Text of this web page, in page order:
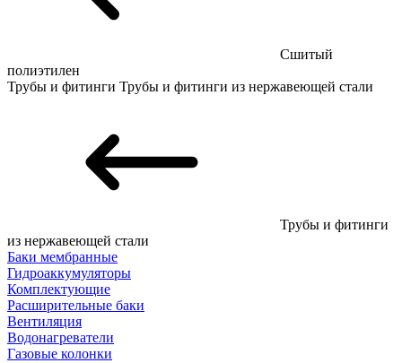
Сшитый
полиэтилен
Трубы и фитинги Трубы и фитинги из нержавеющей стали
Трубы и фитинги
из нержавеющей стали
Баки мембранные
Гидроаккумуляторы
Комплектующие
Расширительные баки
Вентиляция
Водонагреватели
Газовые колонки